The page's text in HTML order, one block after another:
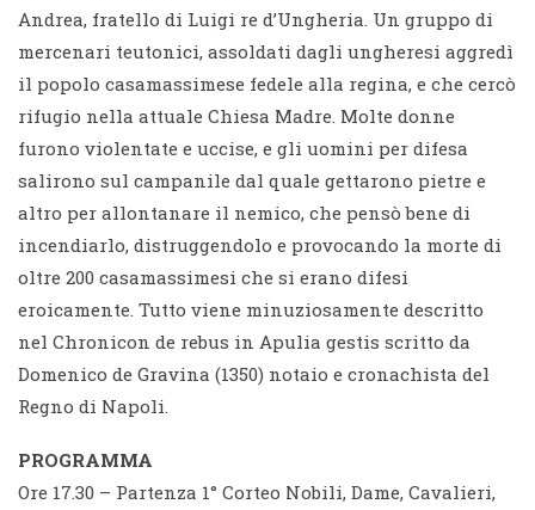
Andrea, fratello di Luigi re d’Ungheria. Un gruppo di
mercenari teutonici, assoldati dagli ungheresi aggredì
il popolo casamassimese fedele alla regina, e che cercò
rifugio nella attuale Chiesa Madre. Molte donne
furono violentate e uccise, e gli uomini per difesa
salirono sul campanile dal quale gettarono pietre e
altro per allontanare il nemico, che pensò bene di
incendiarlo, distruggendolo e provocando la morte di
oltre 200 casamassimesi che si erano difesi
eroicamente. Tutto viene minuziosamente descritto
nel Chronicon de rebus in Apulia gestis scritto da
Domenico de Gravina (1350) notaio e cronachista del
Regno di Napoli.
PROGRAMMA
Ore 17.30 – Partenza 1° Corteo Nobili, Dame, Cavalieri,